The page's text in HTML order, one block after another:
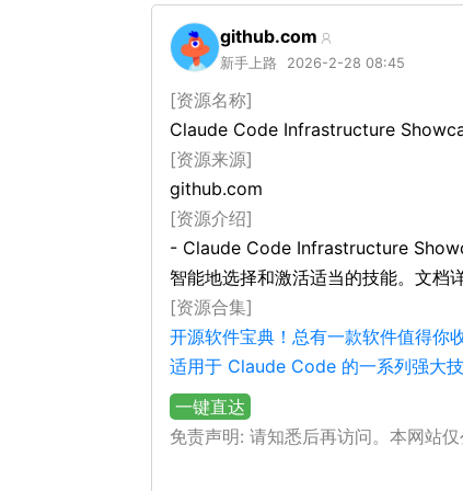
github.com
新手上路 2026-2-28 08:45
[资源名称]
Claude Code Infrastructure
[资源来源]
github.com
[资源介绍]
- Claude Code Infrastructure
智能地选择和激活适当的技能。文档
[资源合集]
开源软件宝典！总有一款软件值得你
适用于 Claude Code 的一系列强大
一键直达
免责声明: 请知悉后再访问。本网站